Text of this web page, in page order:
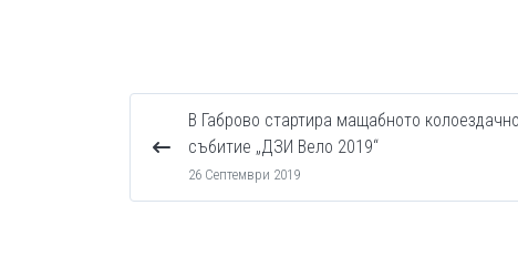
В Габрово стартира мащабното колоездачно
събитие „ДЗИ Вело 2019“
26 Септември 2019